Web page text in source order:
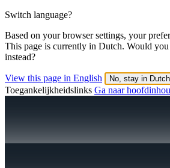
Switch language?
Based on your browser settings, your
This page is currently in Dutch. Would
instead?
View this page in English No, stay in Dutch
Toegankelijkheidslinks Ga naar